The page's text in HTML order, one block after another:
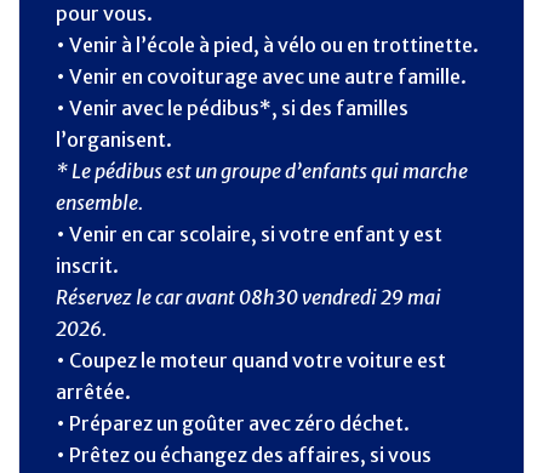
pour vous.
• Venir à l’école à pied, à vélo ou en trottinette.
• Venir en covoiturage avec une autre famille.
• Venir avec le pédibus*, si des familles
l’organisent.
* Le pédibus est un groupe d’enfants qui marche
ensemble.
• Venir en car scolaire, si votre enfant y est
inscrit.
Réservez le car avant 08h30 vendredi 29 mai
2026.
• Coupez le moteur quand votre voiture est
arrêtée.
• Préparez un goûter avec zéro déchet.
• Prêtez ou échangez des affaires, si vous